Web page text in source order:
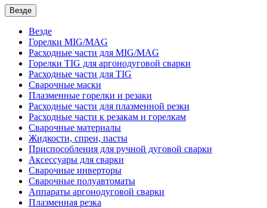
Везде
Везде
Горелки MIG/MAG
Расходные части для MIG/MAG
Горелки TIG для аргонодуговой сварки
Расходные части для TIG
Сварочные маски
Плазменные горелки и резаки
Расходные части для плазменной резки
Расходные части к резакам и горелкам
Сварочные материалы
Жидкости, спреи, пасты
Приспособления для ручной дуговой сварки
Аксессуары для сварки
Сварочные инверторы
Сварочные полуавтоматы
Аппараты аргонодуговой сварки
Плазменная резка